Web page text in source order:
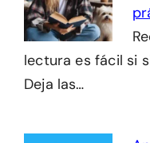
lectura es fácil si
Deja las…